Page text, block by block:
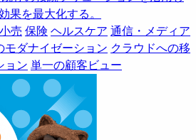
を最大化する。
小売 保険 ヘルスケア 通信・メディア
モダナイゼーション クラウドへの移
ョン 単一の顧客ビュー